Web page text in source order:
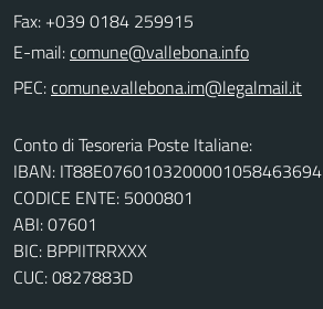
Fax: +039 0184 259915
E-mail:
PEC:
Conto di Tesoreria Poste Italiane:
IBAN: IT88E0760103200001058463694
CODICE ENTE: 5000801
ABI: 07601
BIC: BPPIITRRXXX
CUC: 0827883D